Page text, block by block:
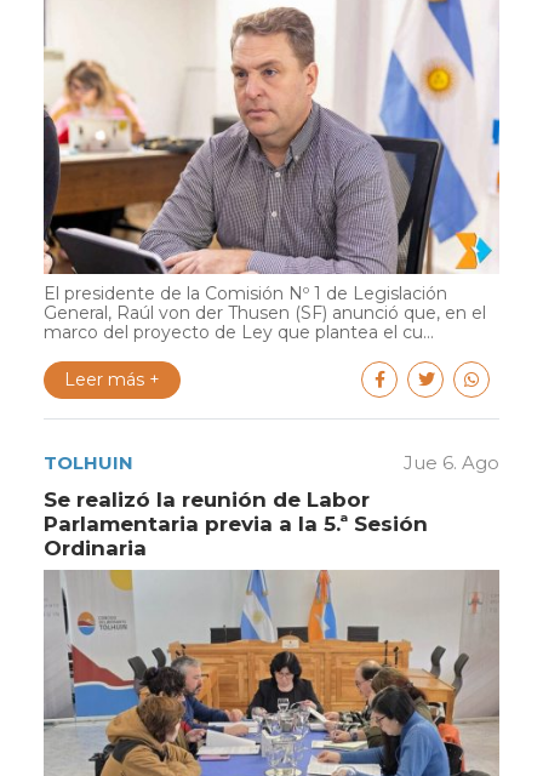
El presidente de la Comisión Nº 1 de Legislación
General, Raúl von der Thusen (SF) anunció que, en el
marco del proyecto de Ley que plantea el cu...
Leer más +
TOLHUIN Jue 6. Ago
Se realizó la reunión de Labor
Parlamentaria previa a la 5.ª Sesión
Ordinaria